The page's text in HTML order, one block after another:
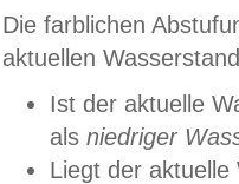
Die farblichen
aktuellen
Ist der aktuelle
als niedriger
Liegt der